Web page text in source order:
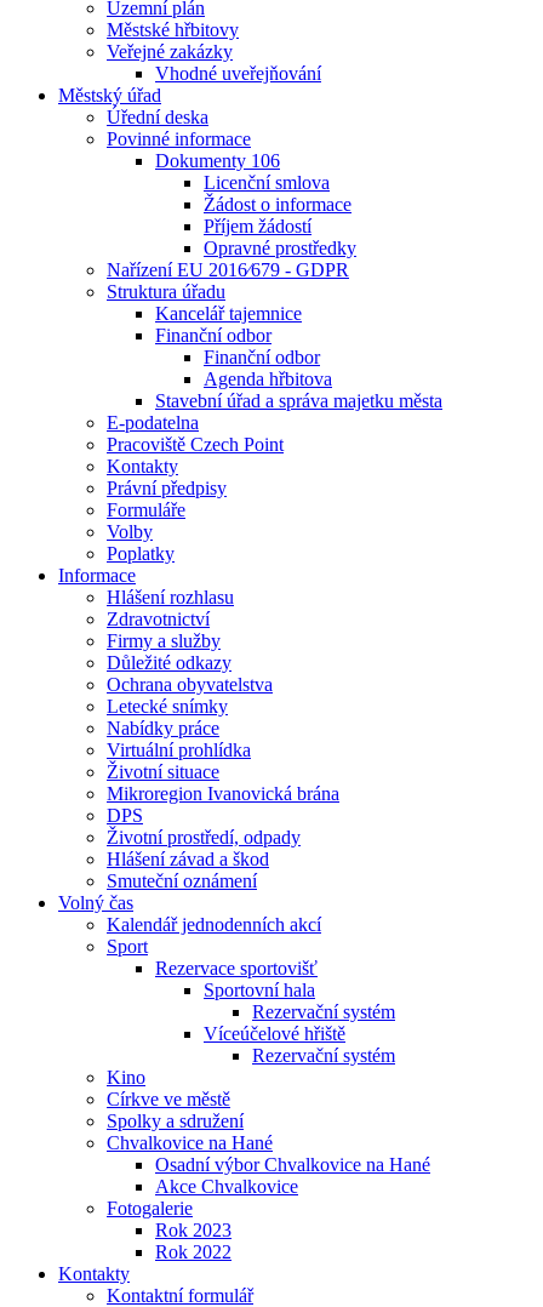
Územní plán
Městské hřbitovy
Veřejné zakázky
Vhodné uveřejňování
Městský úřad
Úřední deska
Povinné informace
Dokumenty 106
Licenční smlova
Žádost o informace
Příjem žádostí
Opravné prostředky
Nařízení EU 2016⁄679 - GDPR
Struktura úřadu
Kancelář tajemnice
Finanční odbor
Finanční odbor
Agenda hřbitova
Stavební úřad a správa majetku města
E-podatelna
Pracoviště Czech Point
Kontakty
Právní předpisy
Formuláře
Volby
Poplatky
Informace
Hlášení rozhlasu
Zdravotnictví
Firmy a služby
Důležité odkazy
Ochrana obyvatelstva
Letecké snímky
Nabídky práce
Virtuální prohlídka
Životní situace
Mikroregion Ivanovická brána
DPS
Životní prostředí, odpady
Hlášení závad a škod
Smuteční oznámení
Volný čas
Kalendář jednodenních akcí
Sport
Rezervace sportovišť
Sportovní hala
Rezervační systém
Víceúčelové hřiště
Rezervační systém
Kino
Církve ve městě
Spolky a sdružení
Chvalkovice na Hané
Osadní výbor Chvalkovice na Hané
Akce Chvalkovice
Fotogalerie
Rok 2023
Rok 2022
Kontakty
Kontaktní formulář